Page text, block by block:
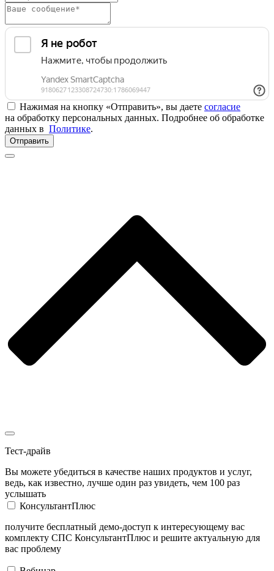
Нажимая на кнопку «Отправить», вы даете согласие
на обработку персональных данных. Подробнее об обработке
данных в Политике.
Отправить
Тест-драйв
Вы можете убедиться в качестве наших продуктов и услуг,
ведь, как известно, лучше один раз увидеть, чем 100 раз
услышать
КонсультантПлюс
получите бесплатный демо-доступ к интересующему вас
комплекту СПС КонсультантПлюс и решите актуальную для
вас проблему